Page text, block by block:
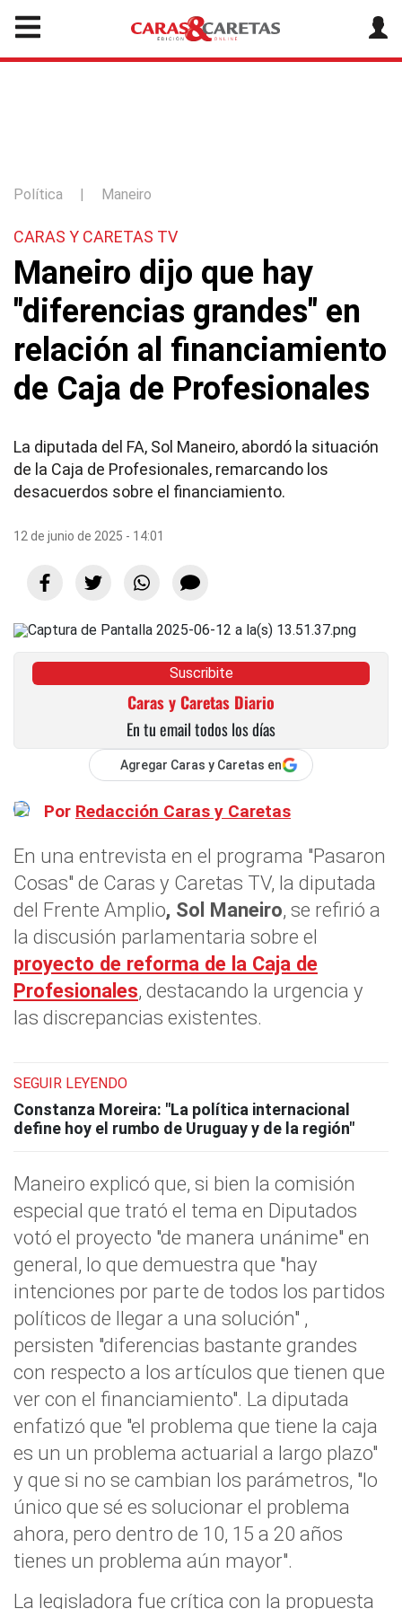
Política | Maneiro
CARAS Y CARETAS TV
Maneiro dijo que hay
"diferencias grandes" en
relación al financiamiento
de Caja de Profesionales
La diputada del FA, Sol Maneiro, abordó la situación
de la Caja de Profesionales, remarcando los
desacuerdos sobre el financiamiento.
12 de junio de 2025 - 14:01
Suscribite
Caras y Caretas Diario
En tu email todos los días
Agregar Caras y Caretas en
Por Redacción Caras y Caretas
En una entrevista en el programa "Pasaron
Cosas" de Caras y Caretas TV, la diputada
del Frente Amplio, Sol Maneiro, se refirió a
la discusión parlamentaria sobre el
proyecto de reforma de la Caja de
Profesionales, destacando la urgencia y
las discrepancias existentes.
SEGUIR LEYENDO
Constanza Moreira: "La política internacional
define hoy el rumbo de Uruguay y de la región"
Maneiro explicó que, si bien la comisión
especial que trató el tema en Diputados
votó el proyecto "de manera unánime" en
general, lo que demuestra que "hay
intenciones por parte de todos los partidos
políticos de llegar a una solución" ,
persisten "diferencias bastante grandes
con respecto a los artículos que tienen que
ver con el financiamiento". La diputada
enfatizó que "el problema que tiene la caja
es un un problema actuarial a largo plazo"
y que si no se cambian los parámetros, "lo
único que sé es solucionar el problema
ahora, pero dentro de 10, 15 a 20 años
tienes un problema aún mayor".
La legisladora fue crítica con la propuesta